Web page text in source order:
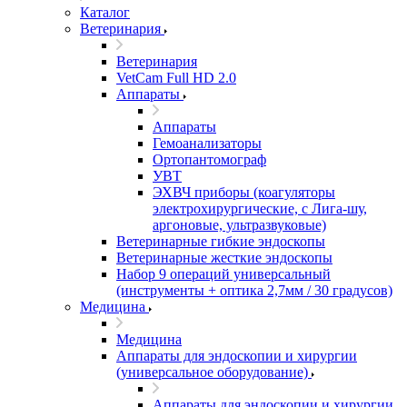
Каталог
Ветеринария
Ветеринария
VetCam Full HD 2.0
Аппараты
Аппараты
Гемоанализаторы
Ортопантомограф
УВТ
ЭХВЧ приборы (коагуляторы
электрохирургические, с Лига-шу,
аргоновые, ультразвуковые)
Ветеринарные гибкие эндоскопы
Ветеринарные жесткие эндоскопы
Набор 9 операций универсальный
(инструменты + оптика 2,7мм / 30 градусов)
Медицина
Медицина
Аппараты для эндоскопии и хирургии
(универсальное оборудование)